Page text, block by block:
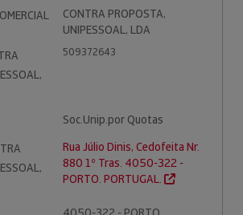
CONTRA PROPOSTA,
UNIPESSOAL, LDA
509372643
Soc.Unip.por Quotas
Rua Júlio Dinis, Cedofeita Nr.
880 1º Tras. 4050-322 -
PORTO. PORTUGAL.